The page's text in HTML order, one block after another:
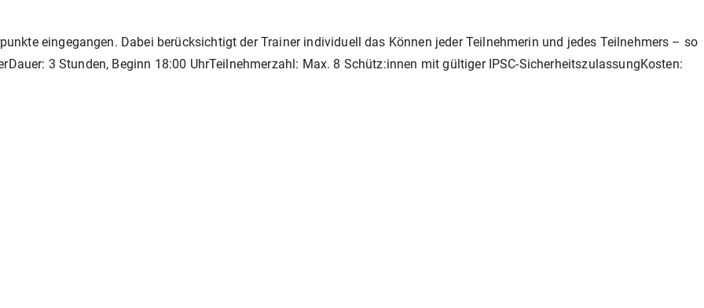
eingegangen. Dabei berücksichtigt der Trainer individuell das Können jeder Teilnehmerin und jedes Teilnehmers – so
3 Stunden, Beginn 18:00 UhrTeilnehmerzahl: Max. 8 Schütz:innen mit gültiger IPSC-SicherheitszulassungKosten: